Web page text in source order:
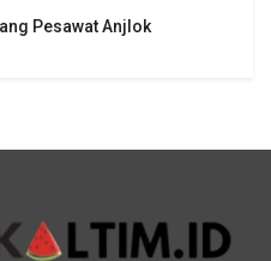
Pesawat Anjlok